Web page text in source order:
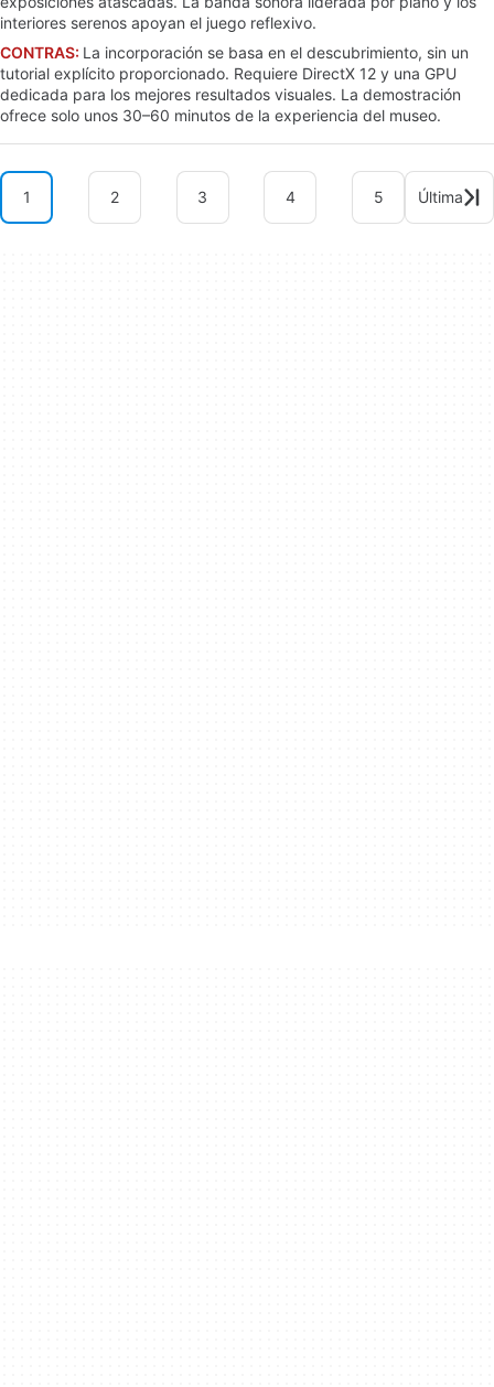
interiores serenos apoyan el juego reflexivo.
CONTRAS: La incorporación se basa en el descubrimiento, sin un
tutorial explícito proporcionado. Requiere DirectX 12 y una GPU
dedicada para los mejores resultados visuales. La demostración
ofrece solo unos 30–60 minutos de la experiencia del museo.
1 2 3 4 5 Última